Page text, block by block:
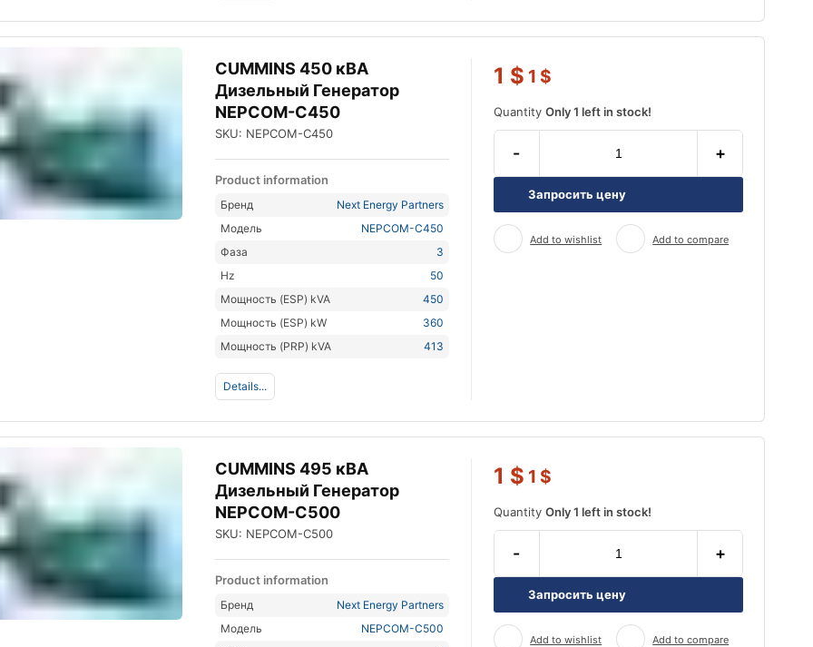
CUMMINS 450 кВА
Дизельный Генератор
NEPCOM-C450
SKU: NEPCOM-C450
Product information
Бренд
Next Energy Partners
Модель
NEPCOM-C450
Фаза
3
Hz
50
Мощность (ESP) kVA
450
Мощность (ESP) kW
360
Мощность (PRP) kVA
413
Details...
1 $ 1 $
QuantityOnly 1 left in stock!
- +
Запросить цену
Add to wishlist Add to compare
CUMMINS 495 кВА
Дизельный Генератор
NEPCOM-C500
SKU: NEPCOM-C500
Product information
Бренд
Next Energy Partners
Модель
NEPCOM-C500
1 $ 1 $
QuantityOnly 1 left in stock!
- +
Запросить цену
Add to wishlist Add to compare